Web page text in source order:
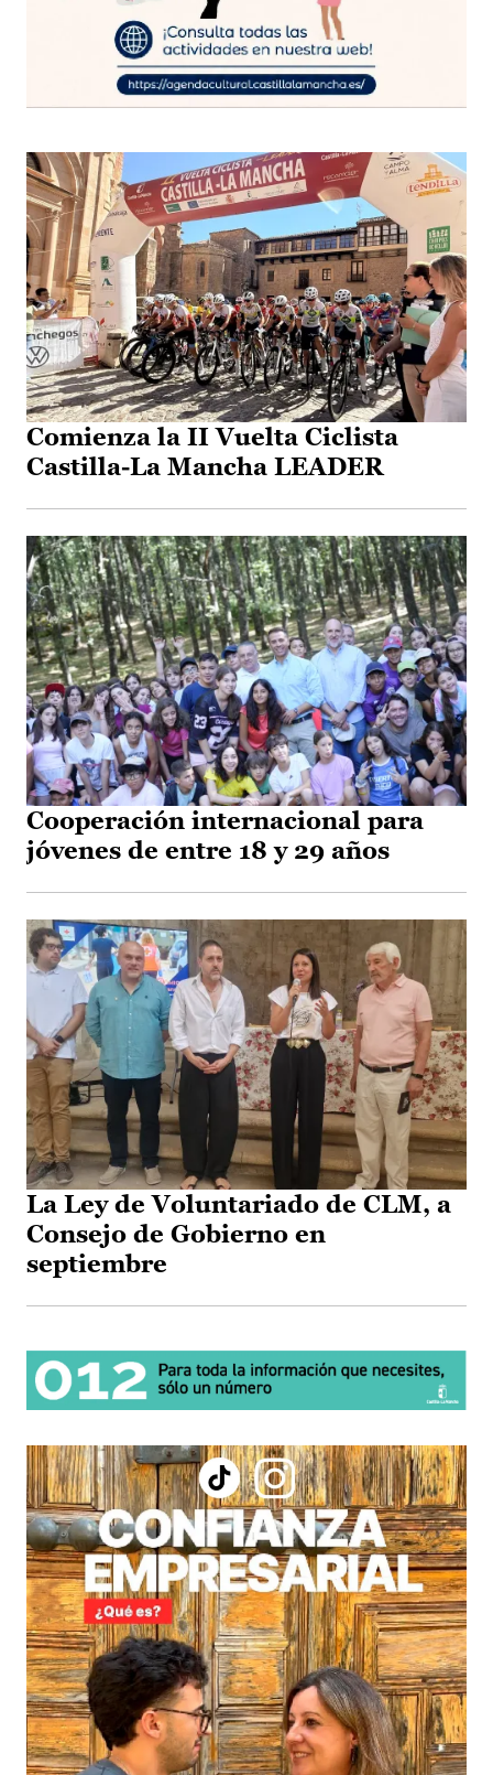
Comienza la II Vuelta Ciclista
Castilla-La Mancha LEADER
Cooperación internacional para
jóvenes de entre 18 y 29 años
La Ley de Voluntariado de CLM, a
Consejo de Gobierno en
septiembre